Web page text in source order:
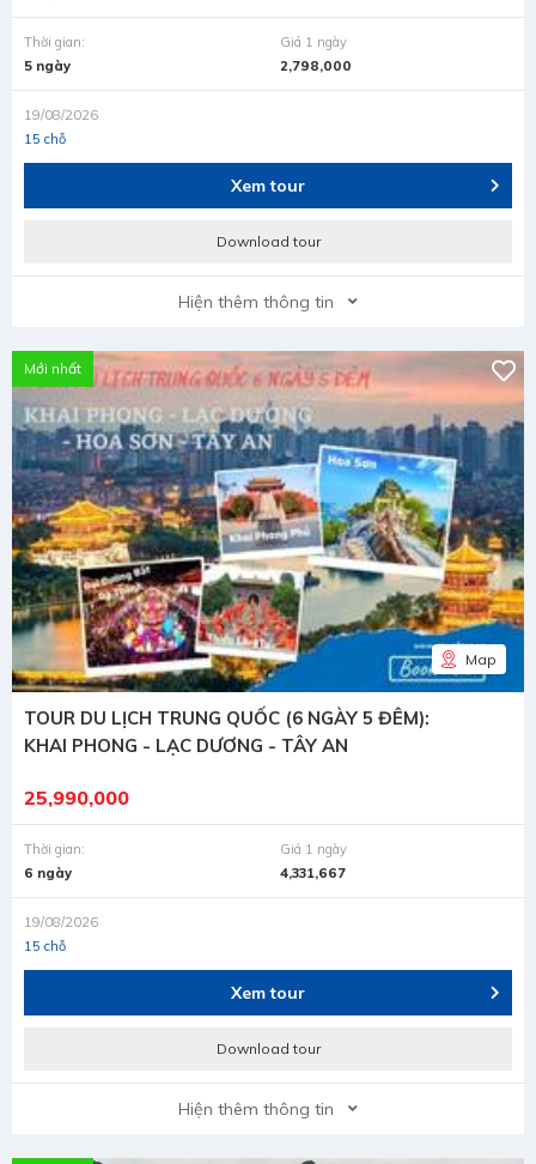
Thời gian:
5 ngày
Giá 1 ngày
2,798,000
19/08/2026
15 chỗ
Xem tour
Download tour
Hiện thêm thông tin
Mới nhất
Map
TOUR DU LỊCH TRUNG QUỐC (6 NGÀY 5 ĐÊM):
KHAI PHONG - LẠC DƯƠNG - TÂY AN
25,990,000
Thời gian:
6 ngày
Giá 1 ngày
4,331,667
19/08/2026
15 chỗ
Xem tour
Download tour
Hiện thêm thông tin